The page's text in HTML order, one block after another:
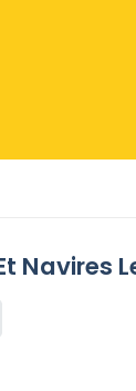
Navires